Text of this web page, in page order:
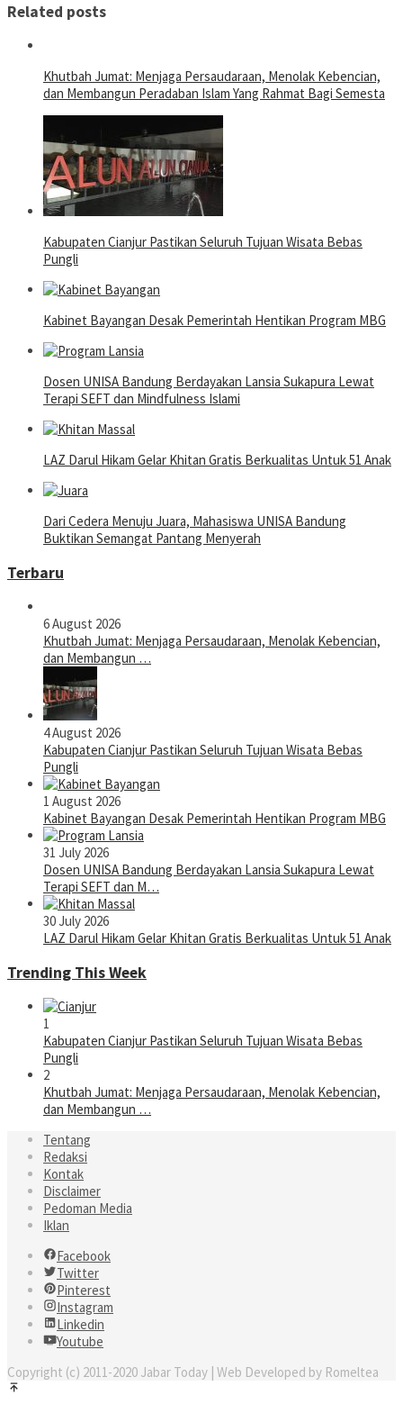
Related posts
Khutbah Jumat: Menjaga Persaudaraan, Menolak Kebencian,
dan Membangun Peradaban Islam Yang Rahmat Bagi Semesta
Kabupaten Cianjur Pastikan Seluruh Tujuan Wisata Bebas
Pungli
Kabinet Bayangan Desak Pemerintah Hentikan Program MBG
Dosen UNISA Bandung Berdayakan Lansia Sukapura Lewat
Terapi SEFT dan Mindfulness Islami
LAZ Darul Hikam Gelar Khitan Gratis Berkualitas Untuk 51 Anak
Dari Cedera Menuju Juara, Mahasiswa UNISA Bandung
Buktikan Semangat Pantang Menyerah
Terbaru
6 August 2026
Khutbah Jumat: Menjaga Persaudaraan, Menolak Kebencian,
dan Membangun …
4 August 2026
Kabupaten Cianjur Pastikan Seluruh Tujuan Wisata Bebas
Pungli
1 August 2026
Kabinet Bayangan Desak Pemerintah Hentikan Program MBG
31 July 2026
Dosen UNISA Bandung Berdayakan Lansia Sukapura Lewat
Terapi SEFT dan M…
30 July 2026
LAZ Darul Hikam Gelar Khitan Gratis Berkualitas Untuk 51 Anak
Trending This Week
1
Kabupaten Cianjur Pastikan Seluruh Tujuan Wisata Bebas
Pungli
2
Khutbah Jumat: Menjaga Persaudaraan, Menolak Kebencian,
dan Membangun …
Tentang
Redaksi
Kontak
Disclaimer
Pedoman Media
Iklan
Facebook
Twitter
Pinterest
Instagram
Linkedin
Youtube
Copyright (c) 2011-2020 Jabar Today | Web Developed by Romeltea